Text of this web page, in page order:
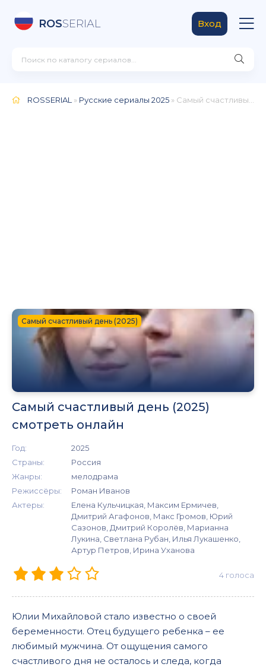
ROSSERIAL Вход
ROSSERIAL » Русские сериалы 2025 » Самый счастливый день (2025)
Самый счастливый день (2025)
Самый счастливый день (2025)
смотреть онлайн
Год:
2025
Страны:
Россия
Жанры:
мелодрама
Режиссёры:
Роман Иванов
Актеры:
Елена Кульчицкая, Максим Ермичев,
Дмитрий Агафонов, Макс Громов, Юрий
Сазонов, Дмитрий Королёв, Марианна
Лукина, Светлана Рубан, Илья Лукашенко,
Артур Петров, Ирина Уханова
4 голоса
Юлии Михайловой стало известно о своей
беременности. Отец будущего ребенка – ее
любимый мужчина. От ощущения самого
счастливого дня не осталось и следа, когда